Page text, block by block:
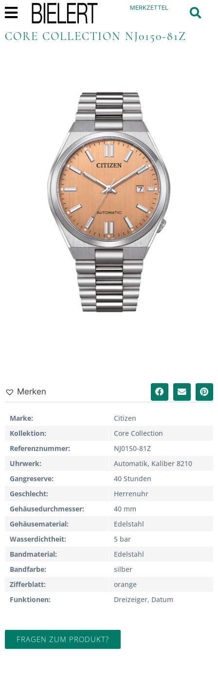
MERKZETTEL
CORE COLLECTION NJ0150-81Z
Merken
Marke
Citizen
Kollektion
Core Collection
Referenznummer
NJ0150-81Z
Uhrwerk
Automatik, Kaliber 8210
Gangreserve
40 Stunden
Geschlecht
Herrenuhr
Gehäusedurchmesser
40 mm
Gehäusematerial
Edelstahl
Wasserdichtheit
5 bar
Bandmaterial
Edelstahl
Bandfarbe
silber
Zifferblatt
orange
Funktionen
Dreizeiger, Datum
FRAGEN ZUM PRODUKT?